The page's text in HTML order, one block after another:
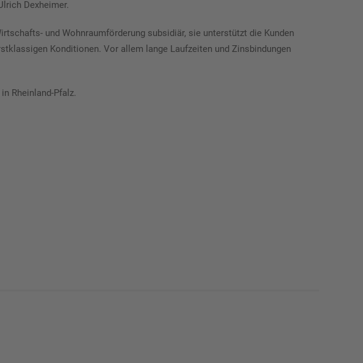
Dexheimer.
und Wohnraumförderung subsidiär, sie unterstützt die Kunden
Konditionen. Vor allem lange Laufzeiten und Zinsbindungen
Rheinland-Pfalz.